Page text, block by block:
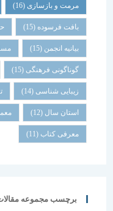
مرمت و بازسازی(16)
بافت فرسوده (15) حفاظت
بیانیه انجمن(15) مسابقه
گوناگونی فرهنگی (15)
زیبایی شناسی (14) تهران
استان سال(12) معماری
معرفی کتاب(11)
برچسب مجموعه مقالات